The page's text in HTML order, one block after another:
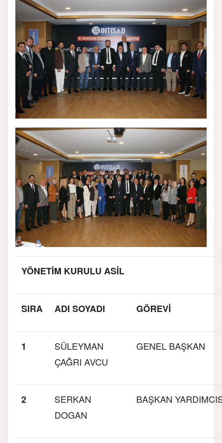
YÖNETİM KURULU ASİL
SIRA ADI SOYADI GÖREVİ
1
SÜLEYMAN
ÇAĞRI AVCU
GENEL BAŞKAN
2
SERKAN
DOGAN
BAŞKAN